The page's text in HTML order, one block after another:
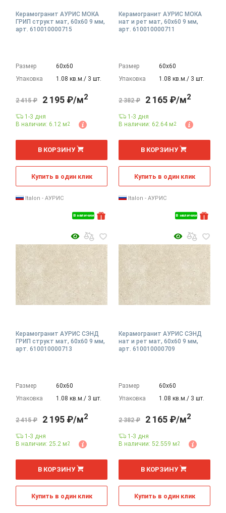
Керамогранит АУРИС МОКА
ГРИП структ мат, 60x60 9 мм,
арт. 610010000715
Размер
60х60
Упаковка
1.08 кв.м./ 3 шт.
В наличии
2 415 ₽ 2 195 ₽/м2
1-3 дня
В наличии: 6.12 м2
м
В КОРЗИНУ
Купить в один клик
Italon - АУРИС
Керамогранит АУРИС МОКА
нат и рет мат, 60x60 9 мм,
арт. 610010000711
Размер
60х60
Упаковка
1.08 кв.м./ 3 шт.
В наличии
2 382 ₽ 2 165 ₽/м2
1-3 дня
В наличии: 62.64 м2
м
В КОРЗИНУ
Купить в один клик
Italon - АУРИС
Керамогранит АУРИС СЭНД
ГРИП структ мат, 60x60 9 мм,
арт. 610010000713
Размер
60х60
Упаковка
1.08 кв.м./ 3 шт.
2 415 ₽ 2 195 ₽/м2
1-3 дня
В наличии: 25.2 м2
м
В КОРЗИНУ
Купить в один клик
Керамогранит АУРИС СЭНД
нат и рет мат, 60x60 9 мм,
арт. 610010000709
Размер
60х60
Упаковка
1.08 кв.м./ 3 шт.
2 382 ₽ 2 165 ₽/м2
1-3 дня
В наличии: 52.559 м2
м
В КОРЗИНУ
Купить в один клик